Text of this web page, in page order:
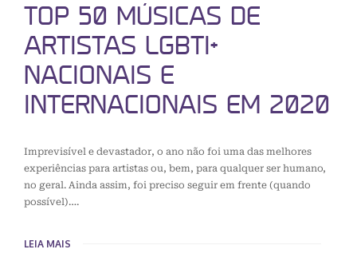
TOP 50 MÚSICAS DE
ARTISTAS LGBTI+
NACIONAIS E
INTERNACIONAIS EM 2020
Imprevisível e devastador, o ano não foi uma das melhores
experiências para artistas ou, bem, para qualquer ser humano,
no geral. Ainda assim, foi preciso seguir em frente (quando
possível)….
LEIA MAIS